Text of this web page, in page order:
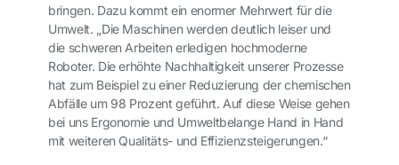
bringen. Dazu kommt ein enormer Mehrwert für die
Umwelt. „Die Maschinen werden deutlich leiser und
die schweren Arbeiten erledigen hochmoderne
Roboter. Die erhöhte Nachhaltigkeit unserer Prozesse
hat zum Beispiel zu einer Reduzierung der chemischen
Abfälle um 98 Prozent geführt. Auf diese Weise gehen
bei uns Ergonomie und Umweltbelange Hand in Hand
mit weiteren Qualitäts- und Effizienzsteigerungen.“